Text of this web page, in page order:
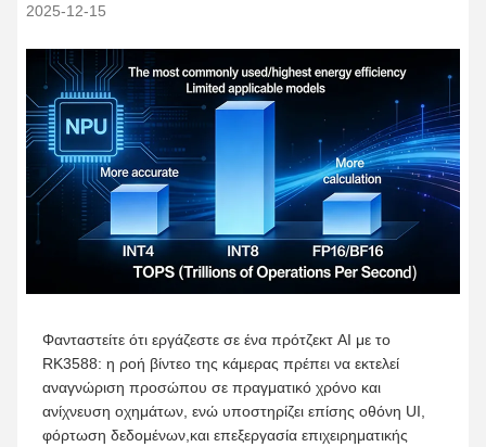
2025-12-15
Φανταστείτε ότι εργάζεστε σε ένα πρότζεκτ AI με το
RK3588: η ροή βίντεο της κάμερας πρέπει να εκτελεί
αναγνώριση προσώπου σε πραγματικό χρόνο και
ανίχνευση οχημάτων, ενώ υποστηρίζει επίσης οθόνη UI,
φόρτωση δεδομένων,και επεξεργασία επιχειρηματικής